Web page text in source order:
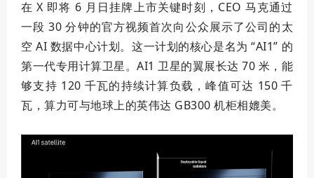
在 X 即将 6 月日挂牌上市关键时刻，CEO 马克通过
一段 30 分钟的官方视频首次向公众展示了公司的太
空 AI 数据中心计划。这一计划的核心是名为 “AI1” 的
第一代专用计算卫星。AI1 卫星的翼展长达 70 米，能
够支持 120 千瓦的持续计算负载，峰值可达 150 千
瓦，算力可与地球上的英伟达 GB300 机柜相媲美。